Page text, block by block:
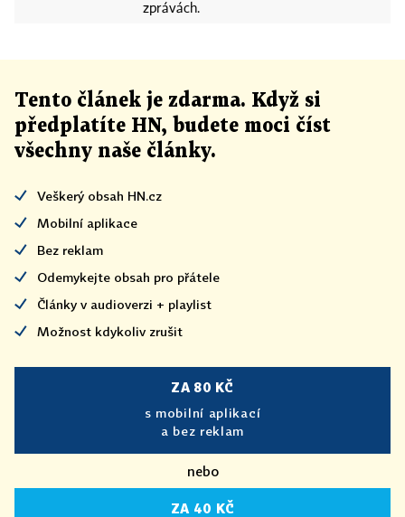
zprávách.
Tento článek je zdarma. Když si
předplatíte HN, budete moci číst
všechny naše články.
Veškerý obsah HN.cz
Mobilní aplikace
Bez reklam
Odemykejte obsah pro přátele
Články v audioverzi + playlist
Možnost kdykoliv zrušit
ZA 80 KČ
s mobilní aplikací
a bez reklam
nebo
ZA 40 KČ